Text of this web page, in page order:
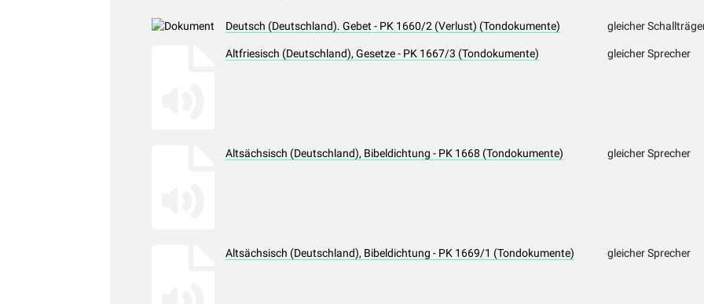
Deutsch (Deutschland). Gebet - PK 1660/2 (Verlust) (Tondokumente) gleicher
Altfriesisch (Deutschland), Gesetze - PK 1667/3 (Tondokumente) gleicher Sprecher
Altsächsisch (Deutschland), Bibeldichtung - PK 1668 (Tondokumente) gleicher Sprecher
Altsächsisch (Deutschland), Bibeldichtung - PK 1669/1 (Tondokumente) gleicher Sprecher